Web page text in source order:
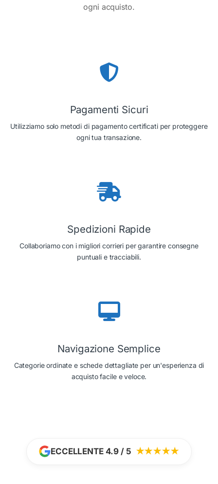
ogni acquisto.
Pagamenti Sicuri
Utilizziamo solo metodi di pagamento certificati per proteggere
ogni tua transazione.
Spedizioni Rapide
Collaboriamo con i migliori corrieri per garantire consegne
puntuali e tracciabili.
Navigazione Semplice
Categorie ordinate e schede dettagliate per un'esperienza di
acquisto facile e veloce.
ECCELLENTE 4.9 / 5 ★★★★★